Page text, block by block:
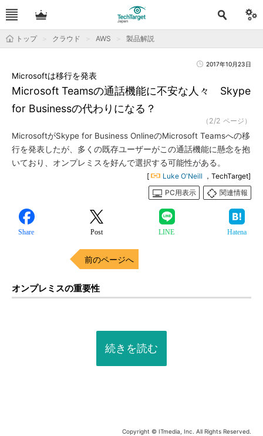
トップ クラウド AWS 製品解説
2017年10月23日
Microsoft Teamsの通話機能に不安な人々 Skype
for Businessの代わりになる？
Microsoftは移行を発表
（2/2 ページ）
MicrosoftがSkype for Business OnlineのMicrosoft Teamsへの移
行を発表したが、多くの既存ユーザーがこの通話機能に懸念を抱
いており、オンプレミスを好んで選択する可能性がある。
[ Luke O'Neill ，TechTarget]
PC用表示
関連情報
Share Post LINE Hatena
前のページへ
オンプレミスの重要性
続きを読む
Copyright © ITmedia, Inc. All Rights Reserved.